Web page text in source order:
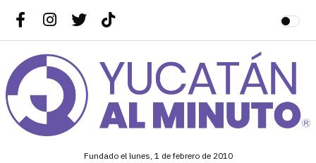
Fundado el lunes, 1 de febrero de 2010